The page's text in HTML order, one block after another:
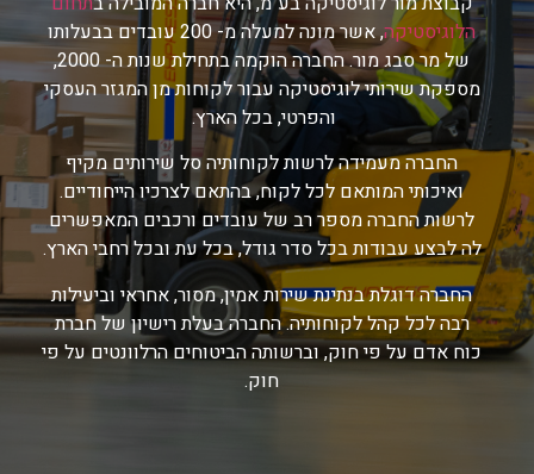
הלוגיסטיקה
, אשר מונה למעלה מ- 200 עובדים בבעלותו
של מר סבג מור. החברה הוקמה בתחילת שנות ה- 2000,
מספקת שירותי לוגיסטיקה עבור לקוחות מן המגזר העסקי
והפרטי, בכל הארץ.
החברה מעמידה לרשות לקוחותיה סל שירותים מקיף
ואיכותי המותאם לכל לקוח, בהתאם לצרכיו הייחודיים.
לרשות החברה מספר רב של עובדים ורכבים המאפשרים
לה לבצע עבודות בכל סדר גודל, בכל עת ובכל רחבי הארץ.
החברה דוגלת בנתינת שירות אמין, מסור, אחראי וביעילות
רבה לכל קהל לקוחותיה. החברה בעלת רישיון של חברת
כוח אדם על פי חוק, וברשותה הביטוחים הרלוונטים על פי
חוק.